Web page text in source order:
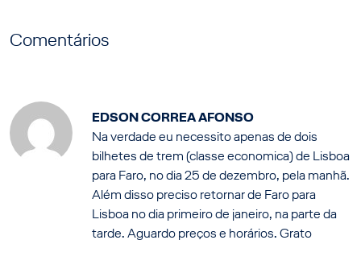
Comentários
EDSON CORREA AFONSO
Na verdade eu necessito apenas de dois
bilhetes de trem (classe economica) de Lisboa
para Faro, no dia 25 de dezembro, pela manhã.
Além disso preciso retornar de Faro para
Lisboa no dia primeiro de janeiro, na parte da
tarde. Aguardo preços e horários. Grato